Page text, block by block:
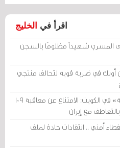
اقرأ في الخليج
المسري شهيداً مظلومًا بالسجن
أوبك في ضربة قوية لتحالف منتجي
محكمة «أمن الدولة» في الكويت: الامتناع عن معاقبة 109
أمني .. انتقادات حادة لملف